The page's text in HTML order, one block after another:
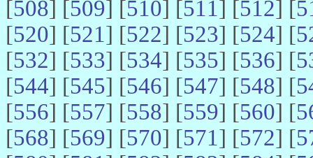
[508] [509] [510] [511] [512] [
[520] [521] [522] [523] [524] [
[532] [533] [534] [535] [536] [
[544] [545] [546] [547] [548] [
[556] [557] [558] [559] [560] [
[568] [569] [570] [571] [572] [